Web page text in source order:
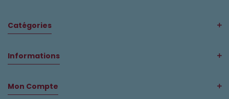
Catégories
Informations
Mon Compte